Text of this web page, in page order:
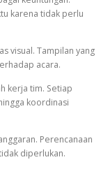
karena tidak perlu
visual. Tampilan yang
acara.
kerja tim. Setiap
koordinasi
Perencanaan
diperlukan.